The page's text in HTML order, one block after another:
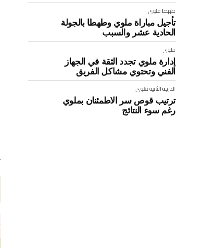
طهطاملوى
تأجيل مباراة ملوي وطهطا بالجولة
الحادية عشر والسبب
ملوى
إدارة ملوي تجدد الثقة في الجهاز
الفني وتحتوي مشاكل الفريق
الدرجة الثانيةملوى
ترتيب قوص سر الاطمئنان بملوي
رغم سوء النتائج